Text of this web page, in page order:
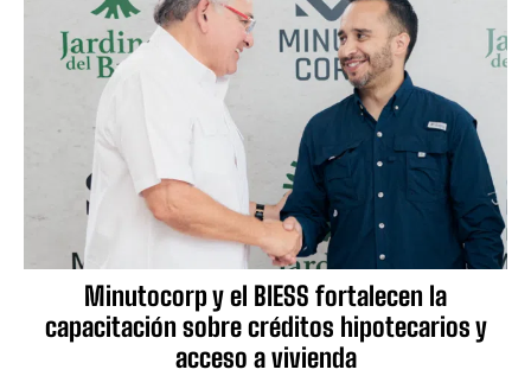
Minutocorp y el BIESS fortalecen la
capacitación sobre créditos hipotecarios y
acceso a vivienda